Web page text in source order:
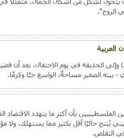
الروح".
الحديقة في يوم الاحتفال، بعد أن
بيته الصغير مساحةً، الواسع حبًا وكرمًا.
بأن أكثر ما يتهدد
يُنتج حاليًا أقل بكثير مما يستهلك،
في التقلص.